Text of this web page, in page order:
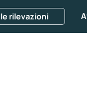
rilevazioni